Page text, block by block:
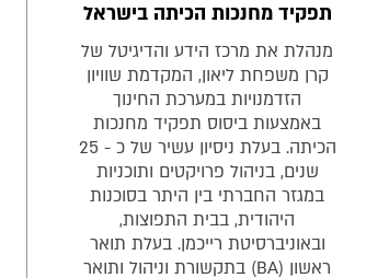
תפקיד מחנכות הכיתה בישראל
מנהלת את מרכז הידע והדיגיטל של
קרן משפחת ליאון, המקדמת שוויון
הזדמנויות במערכת החינוך
באמצעות ביסוס תפקיד מחנכות
הכיתה. בעלת ניסיון עשיר של כ - 25
שנים, בניהול פרויקטים ותוכניות
במגזר החברתי בין היתר בסוכנות
היהודית, בבית התפוצות,
ובאוניברסיטת רייכמן. בעלת תואר
ראשון (BA) בתקשורת וניהול ותואר